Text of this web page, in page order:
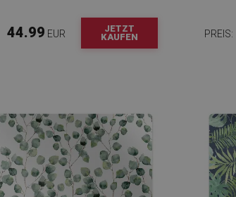
44.99 EUR
JETZT
KAUFEN
PREIS: